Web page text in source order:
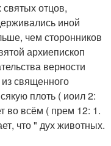
отцов,
иной
чем сторонников
архиепископ
верности
священного
плоть ( иоил 2:
во всём ( прем 12: 1.
что " дух животных.